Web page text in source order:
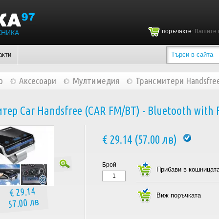
поръчахте: Вашите
Аксесоари Мултимедия Трансмитери
Car Handsfree (CAR FM/BT) - Bluetooth with
€ 29.14
57.00 лв
€ 29.14 (57.00 лв)
Брой